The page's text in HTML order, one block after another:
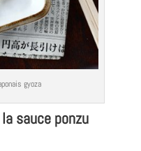
gyoza
sauce ponzu